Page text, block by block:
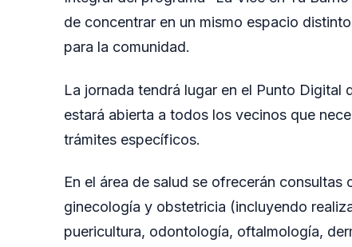
de concentrar en un mismo espacio
para la comunidad.
La jornada tendrá lugar en el Punto Digital
estará abierta a todos los vecinos que
trámites específicos.
En el área de salud se ofrecerán
ginecología y obstetricia (incluyendo
puericultura, odontología, oftalmología,